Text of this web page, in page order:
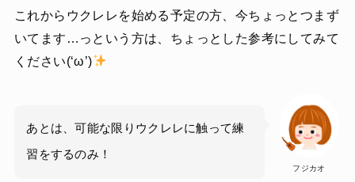
これからウクレレを始める予定の方、今ちょっとつまず
いてます…っという方は、ちょっとした参考にしてみて
ください(‘ω’)
フジカオ
あとは、可能な限りウクレレに触って練
習をするのみ！